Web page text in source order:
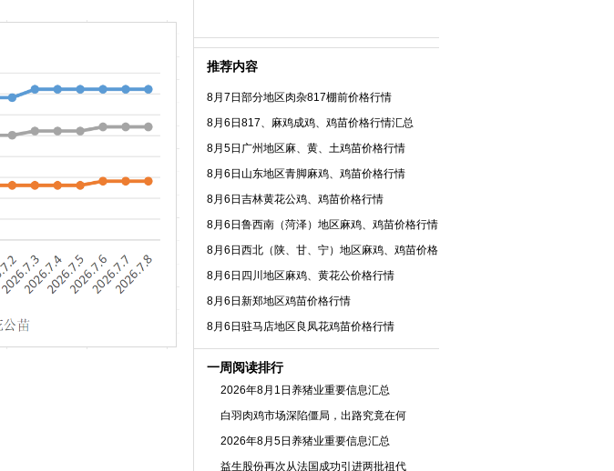
推荐内容
8月7日部分地区肉杂817棚前价格行情
8月6日817、麻鸡成鸡、鸡苗价格行情汇总
8月5日广州地区麻、黄、土鸡苗价格行情
8月6日山东地区青脚麻鸡、鸡苗价格行情
8月6日吉林黄花公鸡、鸡苗价格行情
8月6日鲁西南（菏泽）地区麻鸡、鸡苗价格行情
8月6日西北（陕、甘、宁）地区麻鸡、鸡苗价格
行情
8月6日四川地区麻鸡、黄花公价格行情
8月6日新郑地区鸡苗价格行情
8月6日驻马店地区良凤花鸡苗价格行情
一周阅读排行
2026年8月1日养猪业重要信息汇总
白羽肉鸡市场深陷僵局，出路究竟在何
2026年8月5日养猪业重要信息汇总
益生股份再次从法国成功引进两批祖代